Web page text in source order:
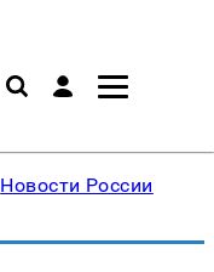
Новости России